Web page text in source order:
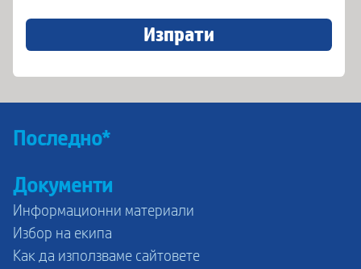
Изпрати
Последно*
Документи
Информационни материали
Избор на екипа
Как да използваме сайтовете